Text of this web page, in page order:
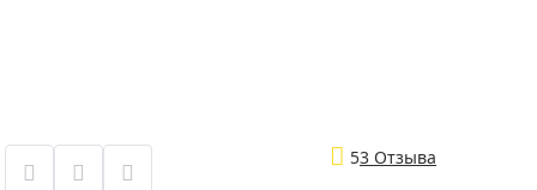
Приборы неразрушающего контроля
53 Отзыва